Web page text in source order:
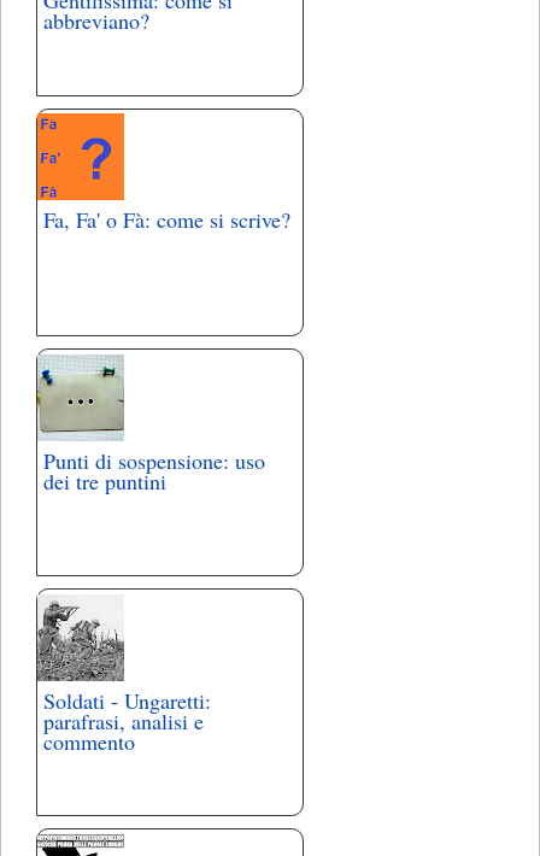
abbreviano?
Fa, Fa' o Fà: come si scrive?
Punti di sospensione: uso
dei tre puntini
Soldati - Ungaretti:
parafrasi, analisi e
commento